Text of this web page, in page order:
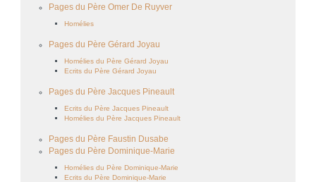
Pages du Père Omer De Ruyver
Homélies
Pages du Père Gérard Joyau
Homélies du Père Gérard Joyau
Ecrits du Père Gérard Joyau
Pages du Père Jacques Pineault
Ecrits du Père Jacques Pineault
Homélies du Père Jacques Pineault
Pages du Père Faustin Dusabe
Pages du Père Dominique-Marie
Homélies du Père Dominique-Marie
Ecrits du Père Dominique-Marie